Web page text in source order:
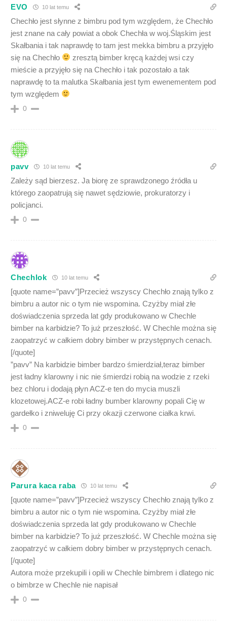
EVO 10 lat temu
Chechło jest słynne z bimbru pod tym względem, że Chechło
jest znane na cały powiat a obok Chechła w woj.Śląskim jest
Skałbania i tak naprawdę to tam jest mekka bimbru a przyjęło
się na Chechło
zresztą bimber kręcą każdej wsi czy
mieście a przyjęło się na Chechło i tak pozostało a tak
naprawdę to ta malutka Skałbania jest tym ewenementem pod
tym względem
0
pavv 10 lat temu
Zależy sąd bierzesz. Ja biorę ze sprawdzonego źródła u
którego zaopatrują się nawet sędziowie, prokuratorzy i
policjanci.
0
Chechlok 10 lat temu
[quote name=”pavv”]Przecież wszyscy Chechło znają tylko z
bimbru a autor nic o tym nie wspomina. Czyżby miał złe
doświadczenia sprzeda lat gdy produkowano w Chechle
bimber na karbidzie? To już przeszłość. W Chechle można się
zaopatrzyć w całkiem dobry bimber w przystępnych cenach.
[/quote]
”pavv” Na karbidzie bimber bardzo śmierdział,teraz bimber
jest ładny klarowny i nic nie śmierdzi robią na wodzie z rzeki
bez chloru i dodają płyn ACZ-e ten do mycia muszli
klozetowej.ACZ-e robi ładny bumber klarowny popali Cię w
gardełko i zniweluję Ci przy okazji czerwone ciałka krwi.
0
Parura kaca raba 10 lat temu
[quote name=”pavv”]Przecież wszyscy Chechło znają tylko z
bimbru a autor nic o tym nie wspomina. Czyżby miał złe
doświadczenia sprzeda lat gdy produkowano w Chechle
bimber na karbidzie? To już przeszłość. W Chechle można się
zaopatrzyć w całkiem dobry bimber w przystępnych cenach.
[/quote]
Autora może przekupili i opili w Chechle bimbrem i dlatego nic
o bimbrze w Chechle nie napisał
0